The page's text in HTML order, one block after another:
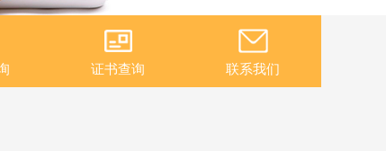
证书查询 联系我们